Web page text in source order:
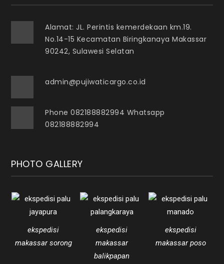
Alamat: JL. Perintis kemerdekaan km.19.
No.14-15 Kecamatan Biringkanaya Makassar
90242, Sulawesi Selatan
admin@pujiwaticargo.co.id
Phone 082188882994 Whatsapp
082188882994
PHOTO GALLERY
ekspedisi
makassar sorong
ekspedisi
makassar
balikpapan
ekspedisi
makassar poso